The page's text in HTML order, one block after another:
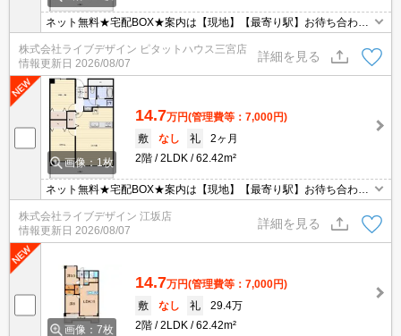
ネット無料★宅配BOX★案内は【現地】【最寄り駅】お待ち合わせ
ＯＫです♪
株式会社ライブデザイン ピタットハウス三宮店
情報更新日 2026/08/07
詳細を見る
画像：1枚
14.7万円(管理費等：7,000円)
敷
なし 礼
2ヶ月
2階
2LDK 62.42m²
ネット無料★宅配BOX★案内は【現地】【最寄り駅】お待ち合わせ
ＯＫです♪
株式会社ライブデザイン 江坂店
情報更新日 2026/08/07
詳細を見る
画像：7枚
14.7万円(管理費等：7,000円)
敷
なし 礼
29.4万
2階
2LDK 62.42m²